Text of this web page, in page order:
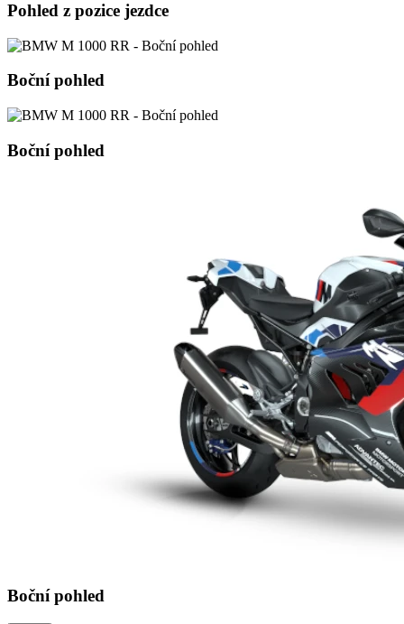
Pohled z pozice jezdce
Boční pohled
Boční pohled
Boční pohled